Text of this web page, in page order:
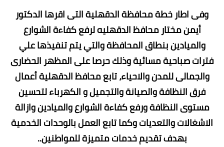
وفى اطار خطة محافظة الدقهلية التى اقرها الدكتور
أيمن مختار محافظ الدقهليه لرفع كفاءة الشوارع
والميادين بنطاق المحافظة والتي يتم تنفيذها علي
فترات صباحية مسائية وذلك حرصا على المظهر الحضارى
والجمالى للمدن والاحياء، تابع محافظ الدقهلية أعمال
فرق النظافة والصيانة والتجميل و الكهرباء لتحسين
مستوى النظافة ورفع كفاءة الشوارع والميادين وازالة
الاشغالات والتعديات وكما تابع العمل بالوحدات الخدمية
بهدف تقديم خدمات متميزة للمواطنين..